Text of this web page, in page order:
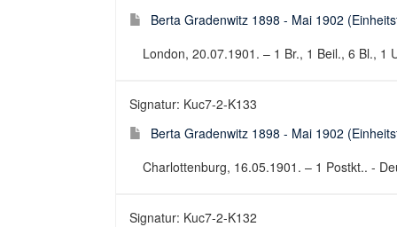
Berta Gradenwitz 1898 - Mai 1902
London, 20.07.1901. – 1 Br., 1 Beil., 6 Bl., 1
Signatur: Kuc7-2-K133
Berta Gradenwitz 1898 - Mai 1902
Charlottenburg, 16.05.1901. – 1 Postkt.. -
Signatur: Kuc7-2-K132